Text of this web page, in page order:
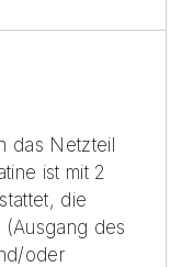
das Netzteil
ist mit 2
die
des
oder